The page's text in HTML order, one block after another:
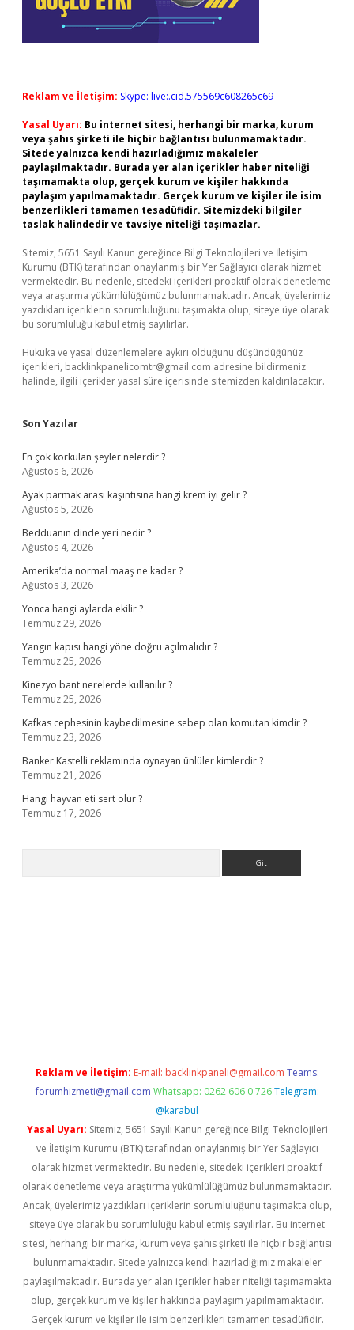
Reklam ve İletişim: Skype: live:.cid.575569c608265c69
Yasal Uyarı: Bu internet sitesi, herhangi bir marka, kurum
veya şahıs şirketi ile hiçbir bağlantısı bulunmamaktadır.
Sitede yalnızca kendi hazırladığımız makaleler
paylaşılmaktadır. Burada yer alan içerikler haber niteliği
taşımamakta olup, gerçek kurum ve kişiler hakkında
paylaşım yapılmamaktadır. Gerçek kurum ve kişiler ile isim
benzerlikleri tamamen tesadüfidir. Sitemizdeki bilgiler
taslak halindedir ve tavsiye niteliği taşımazlar.
Sitemiz, 5651 Sayılı Kanun gereğince Bilgi Teknolojileri ve İletişim
Kurumu (BTK) tarafından onaylanmış bir Yer Sağlayıcı olarak hizmet
vermektedir. Bu nedenle, sitedeki içerikleri proaktif olarak denetleme
veya araştırma yükümlülüğümüz bulunmamaktadır. Ancak, üyelerimiz
yazdıkları içeriklerin sorumluluğunu taşımakta olup, siteye üye olarak
bu sorumluluğu kabul etmiş sayılırlar.
Hukuka ve yasal düzenlemelere aykırı olduğunu düşündüğünüz
içerikleri, backlinkpanelicomtr@gmail.com adresine bildirmeniz
halinde, ilgili içerikler yasal süre içerisinde sitemizden kaldırılacaktır.
Son Yazılar
En çok korkulan şeyler nelerdir ?
Ağustos 6, 2026
Ayak parmak arası kaşıntısına hangi krem iyi gelir ?
Ağustos 5, 2026
Bedduanın dinde yeri nedir ?
Ağustos 4, 2026
Amerika’da normal maaş ne kadar ?
Ağustos 3, 2026
Yonca hangi aylarda ekilir ?
Temmuz 29, 2026
Yangın kapısı hangi yöne doğru açılmalıdır ?
Temmuz 25, 2026
Kinezyo bant nerelerde kullanılır ?
Temmuz 25, 2026
Kafkas cephesinin kaybedilmesine sebep olan komutan kimdir ?
Temmuz 23, 2026
Banker Kastelli reklamında oynayan ünlüler kimlerdir ?
Temmuz 21, 2026
Hangi hayvan eti sert olur ?
Temmuz 17, 2026
Reklam ve İletişim: E-mail: backlinkpaneli@gmail.com Teams:
forumhizmeti@gmail.com Whatsapp: 0262 606 0 726 Telegram:
@karabul
Yasal Uyarı: Sitemiz, 5651 Sayılı Kanun gereğince Bilgi Teknolojileri
ve İletişim Kurumu (BTK) tarafından onaylanmış bir Yer Sağlayıcı
olarak hizmet vermektedir. Bu nedenle, sitedeki içerikleri proaktif
olarak denetleme veya araştırma yükümlülüğümüz bulunmamaktadır.
Ancak, üyelerimiz yazdıkları içeriklerin sorumluluğunu taşımakta olup,
siteye üye olarak bu sorumluluğu kabul etmiş sayılırlar. Bu internet
sitesi, herhangi bir marka, kurum veya şahıs şirketi ile hiçbir bağlantısı
bulunmamaktadır. Sitede yalnızca kendi hazırladığımız makaleler
paylaşılmaktadır. Burada yer alan içerikler haber niteliği taşımamakta
olup, gerçek kurum ve kişiler hakkında paylaşım yapılmamaktadır.
Gerçek kurum ve kişiler ile isim benzerlikleri tamamen tesadüfidir.